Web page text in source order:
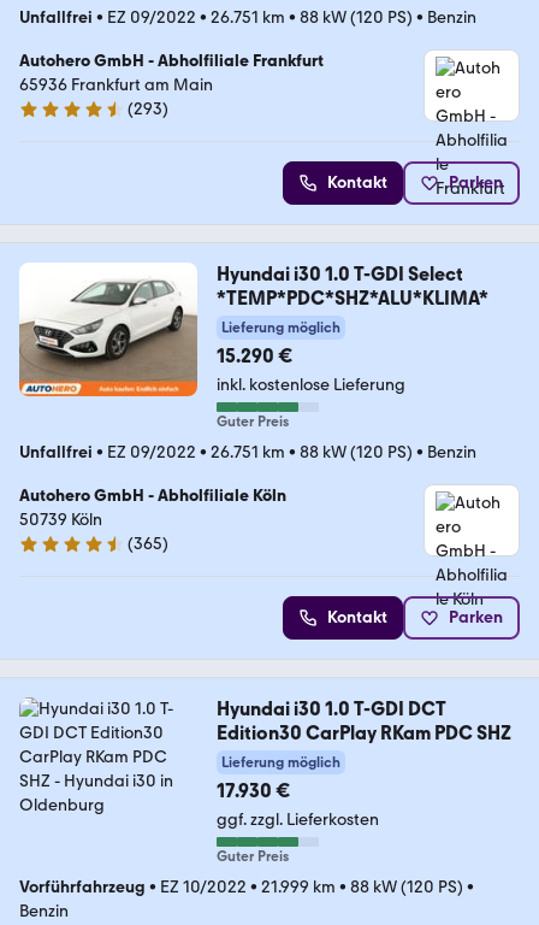
Unfallfrei • EZ 09/2022 • 26.751 km • 88 kW (120 PS) • Benzin
Autohero GmbH - Abholfiliale Frankfurt
65936 Frankfurt am Main
4.6 Sterne
(293)
Kontakt Parken
Hyundai i30 1.0 T-GDI Select
*TEMP*PDC*SHZ*ALU*KLIMA*
Lieferung möglich
15.290 €
inkl. kostenlose Lieferung
Guter Preis
Unfallfrei • EZ 09/2022 • 26.751 km • 88 kW (120 PS) • Benzin
Autohero GmbH - Abholfiliale Köln
50739 Köln
4.6 Sterne
(365)
Kontakt Parken
Hyundai i30 1.0 T-GDI DCT
Edition30 CarPlay RKam PDC SHZ
Lieferung möglich
17.930 €
ggf. zzgl. Lieferkosten
Guter Preis
Vorführfahrzeug • EZ 10/2022 • 21.999 km • 88 kW (120 PS) •
Benzin